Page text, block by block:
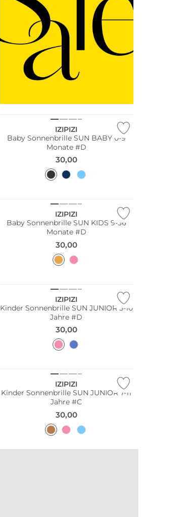
Nachhaltig
IZIPIZI
Baby Sonnenbrille SUN BABY 0-9
Monate #D
30,00
IZIPIZI
Baby Sonnenbrille SUN KIDS 9-36
Monate #D
30,00
IZIPIZI
Kinder Sonnenbrille SUN JUNIOR 5-10
Jahre #D
30,00
IZIPIZI
Kinder Sonnenbrille SUN JUNIOR 7-11
Jahre #C
30,00